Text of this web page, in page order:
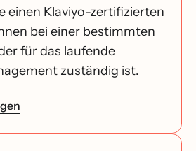
einen Klaviyo-zertifizierten
bei einer bestimmten
für das laufende
zuständig ist.